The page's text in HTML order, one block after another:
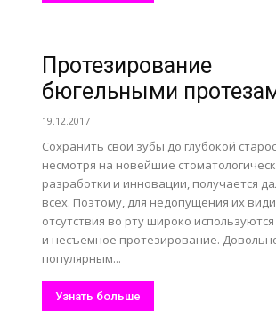
Протезирование
бюгельными
19.12.2017
Сохранить свои зубы до глубокой
несмотря на новейшие
разработки и инновации, получается
всех. Поэтому, для недопущения их
отсутствия во рту широко
и несъемное протезирование.
популярным...
Узнать больше